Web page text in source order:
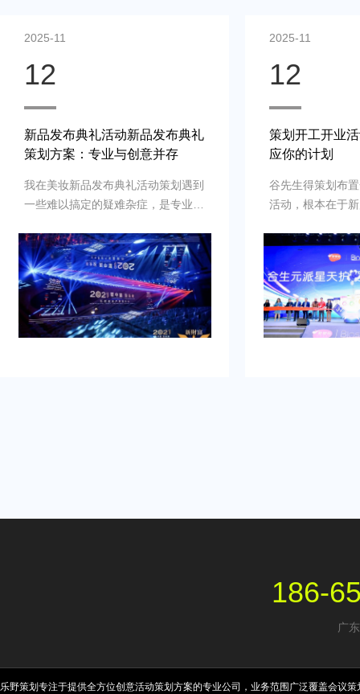
2025-11
12
新品发布典礼活动新品发布典礼
策划方案：专业与创意并存
我在美妆新品发布典礼活动策划遇到
一些难以搞定的疑难杂症，是专业新
助我完成，而且也是设计构想有创
意，重点考虑设计安排，整个美妆新
品发布典礼活动策划完美对应，下次
有需要还会选择乐野策划。
2025-11
12
策划开工开业
应你的计划
谷先生得策划布
活动，根本在于
并营造良好的品
到：增加曝光度
体，提高知名度
销售。可是鉴于
资源进行大规模
业的策划和执行
186-
广
乐野策划专注于提供全方位创意活动策划方案的专业公司，业务范围广泛覆盖会议